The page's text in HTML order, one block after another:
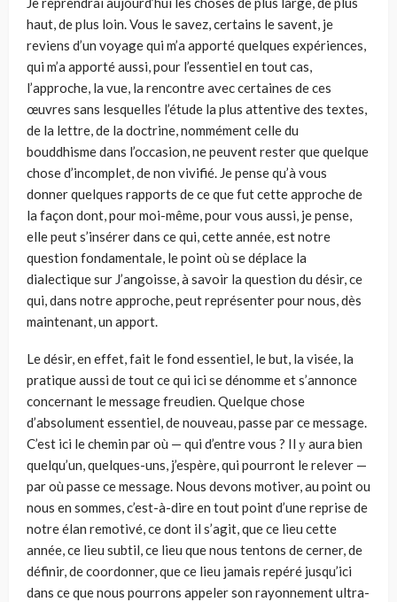
haut, de plus loin. Vous le savez, certains le savent, je
reviens d’un voyage qui m’a appor­té quelques expériences,
qui m’a apporté aussi, pour l’essentiel en tout cas,
l’approche, la vue, la rencontre avec certaines de ces
œuvres sans lesquelles l’étude la plus attentive des textes,
de la lettre, de la doctrine, nommément celle du
bouddhisme dans l’occasion, ne peuvent rester que quelque
chose d’incomplet, de non vivifié. Je pense qu’à vous
donner quelques rapports de ce que fut cette approche de
la façon dont, pour moi-même, pour vous aussi, je pense,
elle peut s’insérer dans ce qui, cette année, est notre
question fondamentale, le point où se déplace la
dialectique sur J’angoisse, à savoir la question du désir, ce
qui, dans notre approche, peut représenter pour nous, dès
maintenant, un apport.
Le désir, en effet, fait le fond essentiel, le but, la visée, la
pratique aussi de tout ce qui ici se dénomme et s’annonce
concernant le message freudien. Quelque chose
d’absolument essentiel, de nouveau, passe par ce message.
C’est ici le chemin par où — qui d’entre vous ? Il у aura bien
quelqu’un, quelques-uns, j’espère, qui pourront le relever —
par où passe ce message. Nous devons motiver, au point ou
nous en sommes, c’est-à-dire en tout point d’une reprise de
notre élan remotivé, ce dont il s’agit, que ce lieu cette
année, ce lieu subtil, ce lieu que nous tentons de cerner, de
définir, de coordonner, que ce lieu jamais repéré jusqu’ici
dans ce que nous pourrons appeler son rayonnement ultra-